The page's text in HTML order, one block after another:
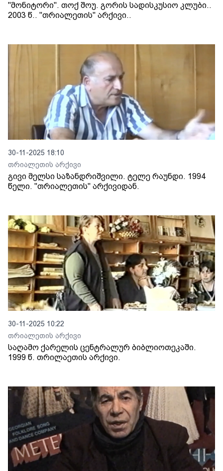
"მონიტორი". თოქ შოუ. გორის სადისკუსიო კლუბი..
2003 წ.. "თრიალეთის" არქივი..
30-11-2025 18:10
თრიალეთის არქივი
გივი მელსი საზანდრიშვილი. ტელე რაუნდი. 1994
წელი. "თრიალეთის" არქივიდან.
30-11-2025 10:22
თრიალეთის არქივი
საღამო ქარელის ცენტრალურ ბიბლიოთეკაში.
1999 წ. თრილაეთის არქივი.